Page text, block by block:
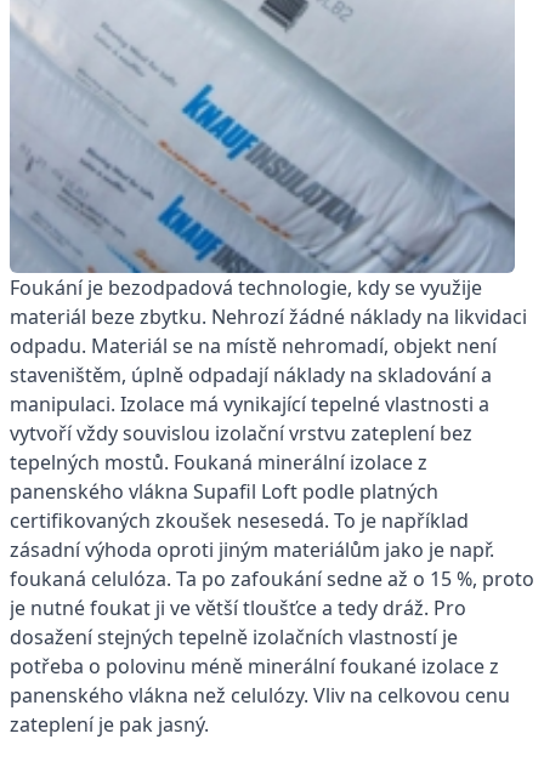
Foukání je bezodpadová technologie, kdy se využije
materiál beze zbytku. Nehrozí žádné náklady na likvidaci
odpadu. Materiál se na místě nehromadí, objekt není
staveništěm, úplně odpadají náklady na skladování a
manipulaci. Izolace má vynikající tepelné vlastnosti a
vytvoří vždy souvislou izolační vrstvu zateplení bez
tepelných mostů. Foukaná minerální izolace z
panenského vlákna Supafil Loft podle platných
certifikovaných zkoušek nesesedá. To je například
zásadní výhoda oproti jiným materiálům jako je např.
foukaná celulóza. Ta po zafoukání sedne až o 15 %, proto
je nutné foukat ji ve větší tloušťce a tedy dráž. Pro
dosažení stejných tepelně izolačních vlastností je
potřeba o polovinu méně minerální foukané izolace z
panenského vlákna než celulózy. Vliv na celkovou cenu
zateplení je pak jasný.